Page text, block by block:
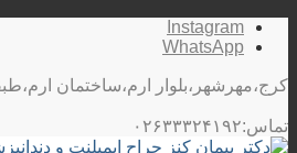
Instagram
WhatsApp
کرج،مهرشهر،بلوار ارم،ساختمان
تماس:۰۲۶۳۳۳۲۴۱۹۲